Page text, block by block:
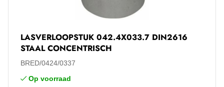
LASVERLOOPSTUK 042.4X033.7 DIN2616
STAAL CONCENTRISCH
BRED/0424/0337
Op voorraad